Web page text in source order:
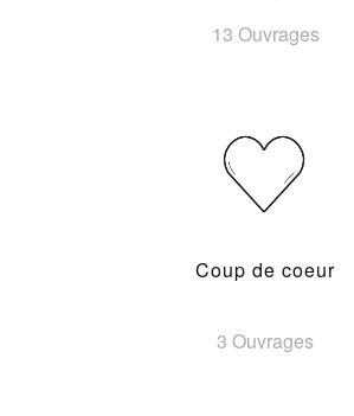
13 Ouvrages
Coup de coeur
3 Ouvrages